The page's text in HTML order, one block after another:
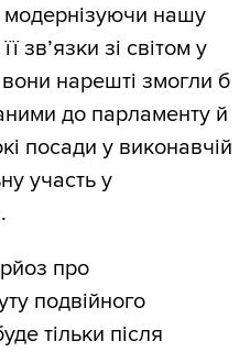
модернізуючи нашу
зв’язки зі світом у
нарешті змогли б
до парламенту й
посади у виконавчій
участь у
про
подвійного
тільки після